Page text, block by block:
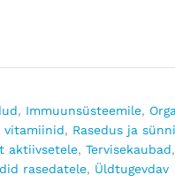
, Immuunsüsteemile,
vitamiinid, Rasedus ja
aktiivsetele,Tervisekaubad,
rasedatele, Üldtugevdav